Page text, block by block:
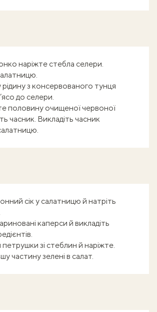
наріжте стебла селери.
з консервованого тунця
до селери.
половину очищеної червоної
часник. Викладіть часник
сік у салатницю й натріть
каперси й викладіть
петрушки зі стеблин й наріжте.
частину зелені в салат.